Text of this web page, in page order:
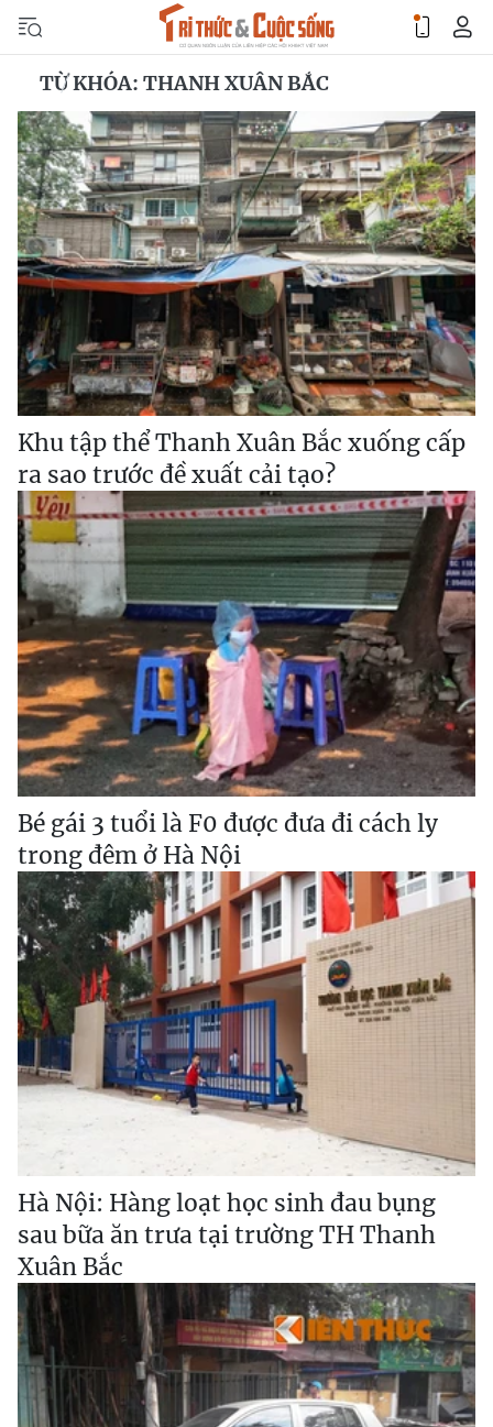
TỪ KHÓA: THANH XUÂN BẮC
Khu tập thể Thanh Xuân Bắc xuống cấp
ra sao trước đề xuất cải tạo?
Bé gái 3 tuổi là F0 được đưa đi cách ly
trong đêm ở Hà Nội
Hà Nội: Hàng loạt học sinh đau bụng
sau bữa ăn trưa tại trường TH Thanh
Xuân Bắc